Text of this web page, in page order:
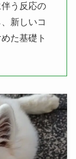
う反応の
新しいコ
た基礎ト